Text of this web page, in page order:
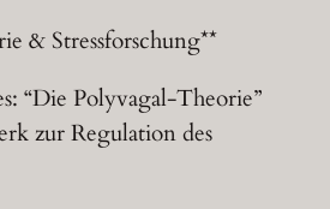
& Stressforschung**
“Die Polyvagal-Theorie”
zur Regulation des